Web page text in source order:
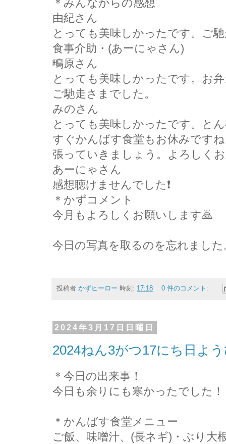
＊みんなからの感想
由紀さん
とっても美味しかったです。ご馳
食事介助・(あーにゃさん)
鴫原さん
とっても美味しかったです。お
ご馳走さまでした。
みのさん
とっても美味しかったです。と
すぐかんばす食堂もお休みです
張っていきましょう。よろしくお
あーにゃさん
感想聴けませんでした❗
＊かずコメント
今月もよろしくお願いします🙇
今日の写真を取るのを忘れまし
投稿者 かずヒーロー 時刻: 17:18 0 件のコメント:
2024年3月17日日曜日
2024ねん3がつ17にち日よ
＊今日の出来事！
今日も余りにも寒かったでした！
＊かんばす食堂メニュー
ご飯、味噌汁、(長ネギ)・ぶり大